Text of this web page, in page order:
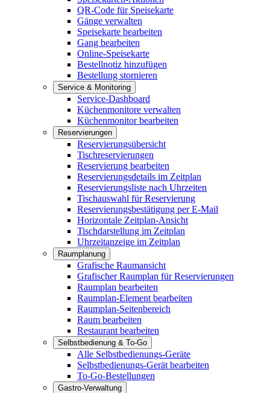
QR-Code für Speisekarte
Gänge verwalten
Speisekarte bearbeiten
Gang bearbeiten
Online-Speisekarte
Bestellnotiz hinzufügen
Bestellung stornieren
Service & Monitoring
Service-Dashboard
Küchenmonitore verwalten
Küchenmonitor bearbeiten
Reservierungen
Reservierungsübersicht
Tischreservierungen
Reservierung bearbeiten
Reservierungsdetails im Zeitplan
Reservierungsliste nach Uhrzeiten
Tischauswahl für Reservierung
Reservierungsbestätigung per E-Mail
Horizontale Zeitplan-Ansicht
Tischdarstellung im Zeitplan
Uhrzeitanzeige im Zeitplan
Raumplanung
Grafische Raumansicht
Grafischer Raumplan für Reservierungen
Raumplan bearbeiten
Raumplan-Element bearbeiten
Raumplan-Seitenbereich
Raum bearbeiten
Restaurant bearbeiten
Selbstbedienung & To-Go
Alle Selbstbedienungs-Geräte
Selbstbedienungs-Gerät bearbeiten
To-Go-Bestellungen
Gastro-Verwaltung